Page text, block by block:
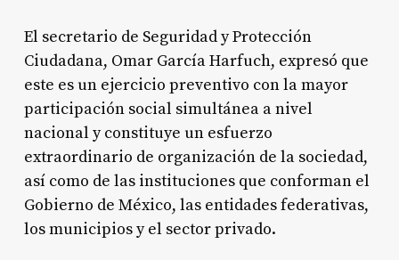
El secretario de Seguridad y Protección
Ciudadana, Omar García Harfuch, expresó que
este es un ejercicio preventivo con la mayor
participación social simultánea a nivel
nacional y constituye un esfuerzo
extraordinario de organización de la sociedad,
así como de las instituciones que conforman el
Gobierno de México, las entidades federativas,
los municipios y el sector privado.